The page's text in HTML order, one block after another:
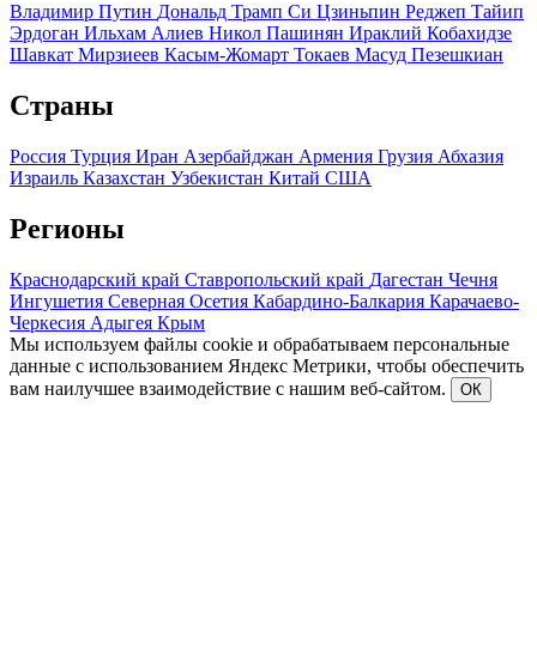
Владимир Путин Дональд Трамп Си Цзиньпин Реджеп Тайип
Эрдоган Ильхам Алиев Никол Пашинян Ираклий Кобахидзе
Шавкат Мирзиеев Касым-Жомарт Токаев Масуд Пезешкиан
Страны
Россия Турция Иран Азербайджан Армения Грузия Абхазия
Израиль Казахстан Узбекистан Китай США
Регионы
Краснодарский край Ставропольский край Дагестан Чечня
Ингушетия Северная Осетия Кабардино-Балкария Карачаево-
Черкесия Адыгея Крым
Мы используем файлы cookie и обрабатываем персональные
данные с использованием Яндекс Метрики, чтобы обеспечить
вам наилучшее взаимодействие с нашим веб-сайтом.
ОК